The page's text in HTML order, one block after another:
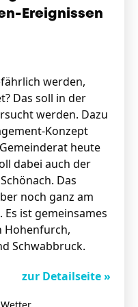
Ereignissen
werden,
Das soll in der
werden. Dazu
Konzept
heute
dabei auch der
Das
noch ganz am
ist gemeinsames
Hohenfurch,
Schwabbruck.
zur Detailseite »